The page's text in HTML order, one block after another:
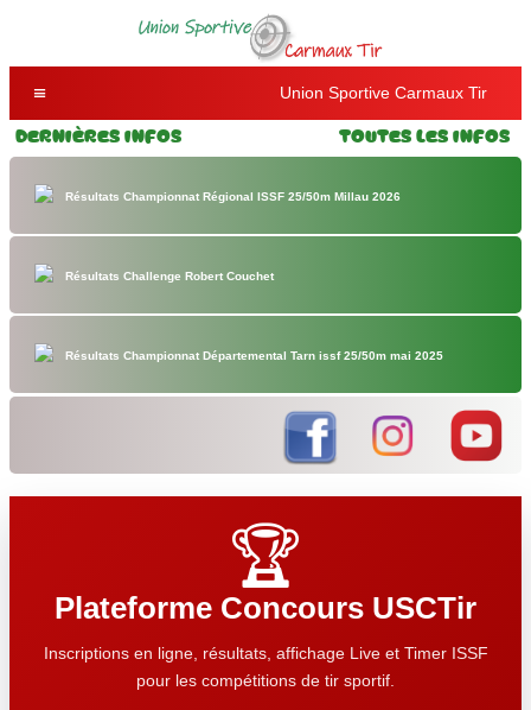
Union Sportive Carmaux Tir
Dernières Infos Toutes les Infos
Résultats Championnat Régional ISSF 25/50m Millau 2026
Résultats Challenge Robert Couchet
Résultats Championnat Départemental Tarn issf 25/50m mai 2025
🏆
Plateforme Concours USCTir
Inscriptions en ligne, résultats, affichage Live et Timer ISSF
pour les compétitions de tir sportif.